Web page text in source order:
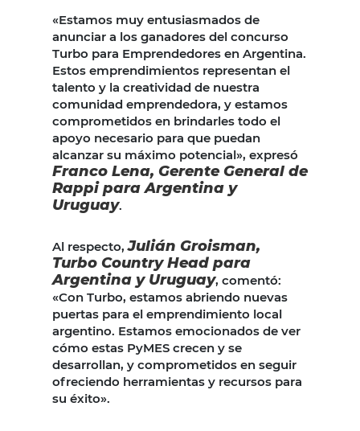
«Estamos muy entusiasmados de
anunciar a los ganadores del concurso
Turbo para Emprendedores en Argentina.
Estos emprendimientos representan el
talento y la creatividad de nuestra
comunidad emprendedora, y estamos
comprometidos en brindarles todo el
apoyo necesario para que puedan
alcanzar su máximo potencial», expresó
Franco Lena, Gerente General de
Rappi para Argentina y
Uruguay.
Al respecto,Julián Groisman,
Turbo Country Head para
Argentina y Uruguay, comentó:
«Con Turbo, estamos abriendo nuevas
puertas para el emprendimiento local
argentino. Estamos emocionados de ver
cómo estas PyMES crecen y se
desarrollan, y comprometidos en seguir
ofreciendo herramientas y recursos para
su éxito».